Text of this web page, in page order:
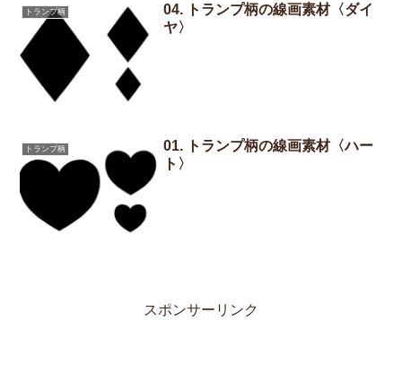
トランプ柄
04. トランプ柄の線画素材〈ダイ
ヤ〉
トランプ柄
01. トランプ柄の線画素材〈ハー
ト〉
スポンサーリンク